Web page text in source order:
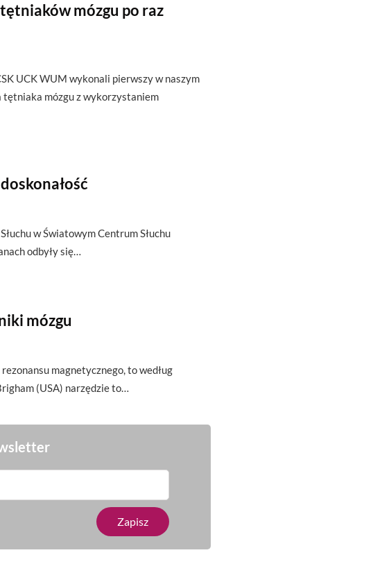
mózgu po raz
UCK WUM wykonali pierwszy w naszym
mózgu z wykorzystaniem
w Światowym Centrum Słuchu
odbyły się…
mózgu
magnetycznego, to według
(USA) narzędzie to…